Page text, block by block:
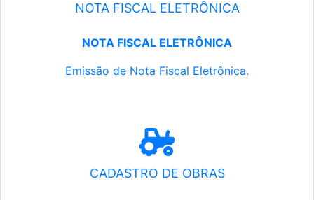
NOTA FISCAL ELETRÔNICA
NOTA FISCAL ELETRÔNICA
Emissão de Nota Fiscal Eletrônica.
CADASTRO DE OBRAS